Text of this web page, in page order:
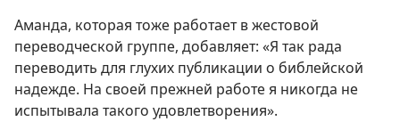
Аманда, которая тоже работает в жестовой
переводческой группе, добавляет: «Я так рада
переводить для глухих публикации о библейской
надежде. На своей прежней работе я никогда не
испытывала такого удовлетворения».